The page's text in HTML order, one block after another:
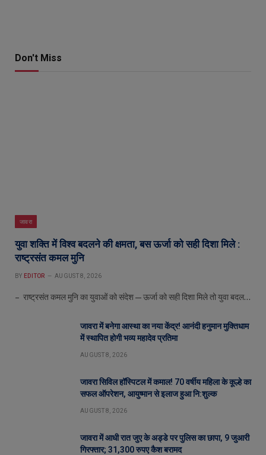
Don't Miss
जावरा
युवा शक्ति में विश्व बदलने की क्षमता, बस ऊर्जा को सही दिशा मिले :
राष्ट्रसंत कमल मुनि
BY EDITOR AUGUST 8, 2026
– राष्ट्रसंत कमल मुनि का युवाओं को संदेश—ऊर्जा को सही दिशा मिले तो युवा बदल…
जावरा में बनेगा आस्था का नया केंद्र! आनंदी हनुमान मुक्तिधाम
में स्थापित होगी भव्य महादेव प्रतिमा
AUGUST 8, 2026
जावरा सिविल हॉस्पिटल में कमाल! 70 वर्षीय महिला के कूल्हे का
सफल ऑपरेशन, आयुष्मान से इलाज हुआ नि:शुल्क
AUGUST 8, 2026
जावरा में आधी रात जुए के अड्डे पर पुलिस का छापा, 9 जुआरी
गिरफ्तार; 31,300 रुपए कैश बरामद